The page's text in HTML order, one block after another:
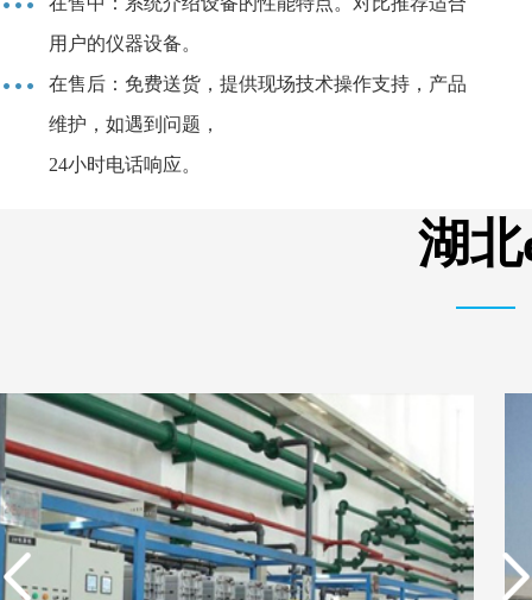
用户的仪器设备。
在售后：免费送货，提供现场技术操作支持，产品
维护，如遇到问题，
24小时电话响应。
湖